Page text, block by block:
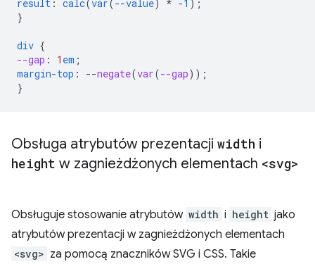
result : calc(var( --value) * -1 );
}
div {
--gap : 1 em ;
margin-top : --negate(var(--gap));
}
Obsługa atrybutów prezentacji width i
height w zagnieżdżonych elementach <svg>
Obsługuje stosowanie atrybutów width i height jako
atrybutów prezentacji w zagnieżdżonych elementach
<svg> za pomocą znaczników SVG i CSS. Takie